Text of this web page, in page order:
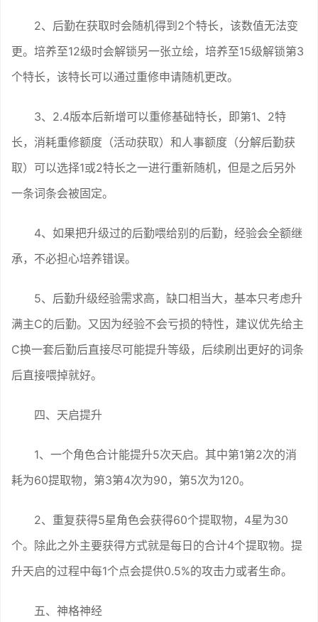
2、后勤在获取时会随机得到2个特长，该数值无法变
更。培养至12级时会解锁另一张立绘，培养至15级解锁第3
个特长，该特长可以通过重修申请随机更改。
3、2.4版本后新增可以重修基础特长，即第1、2特
长，消耗重修额度（活动获取）和人事额度（分解后勤获
取）可以选择1或2特长之一进行重新随机，但是之后另外
一条词条会被固定。
4、如果把升级过的后勤喂给别的后勤，经验会全额继
承，不必担心培养错误。
5、后勤升级经验需求高，缺口相当大，基本只考虑升
满主C的后勤。又因为经验不会亏损的特性，建议优先给主
C换一套后勤后直接尽可能提升等级，后续刷出更好的词条
后直接喂掉就好。
四、天启提升
1、一个角色合计能提升5次天启。其中第1第2次的消
耗为60提取物，第3第4次为90，第5次为120。
2、重复获得5星角色会获得60个提取物，4星为30
个。除此之外主要获得方式就是每日的合计4个提取物。提
升天启的过程中每1个点会提供0.5%的攻击力或者生命。
五、神格神经